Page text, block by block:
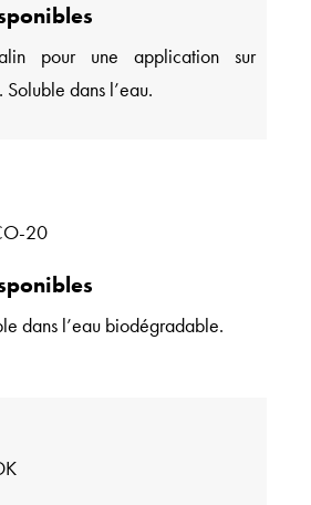
pour une application sur
dans l’eau.
20
dans l’eau biodégradable.